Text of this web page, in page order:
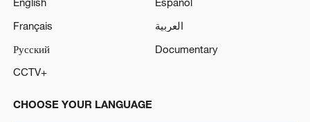
Français
العربية
Русский
Documentary
CCTV+
CHOOSE YOUR LANGUAGE